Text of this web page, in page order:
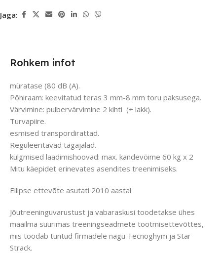
Jaga:
Rohkem infot
müratase (80 dB (A).
Põhiraam: keevitatud teras 3 mm-8 mm toru paksusega.
Värvimine: pulbervärvimine 2 kihti (+ lakk).
Turvapiire.
esmised transpordirattad.
Reguleeritavad tagajalad.
külgmised laadimishoovad: max. kandevõime 60 kg x 2
Mitu käepidet erinevates asendites treenimiseks.
Ellipse ettevõte asutati 2010 aastal
Jõutreeninguvarustust ja vabaraskusi toodetakse ühes
maailma suurimas treeningseadmete tootmisettevõttes,
mis toodab tuntud firmadele nagu Tecnoghym ja Star
Strack.